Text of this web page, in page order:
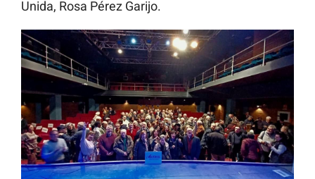
Unida, Rosa Pérez Garijo.